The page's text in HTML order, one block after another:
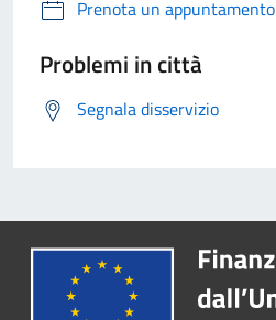
Prenota un appuntamento
Problemi in città
Segnala disservizio